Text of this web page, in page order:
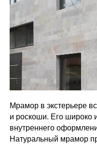
Мрамор в экстерьере
и роскоши. Его широко
внутреннего
Натуральный мрамор